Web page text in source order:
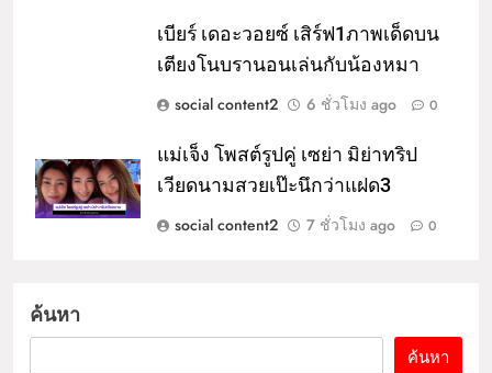
เบียร์ เดอะวอยซ์ เสิร์ฟ1ภาพเด็ดบน
เตียงโนบรานอนเล่นกับน้องหมา
social content2
6 ชั่วโมง ago 0
แม่เจ็ง โพสต์รูปคู่ เซย่า มิย่าทริป
เวียดนามสวยเป๊ะนึกว่าแฝด3
social content2
7 ชั่วโมง ago 0
ค้นหา
ค้นหา